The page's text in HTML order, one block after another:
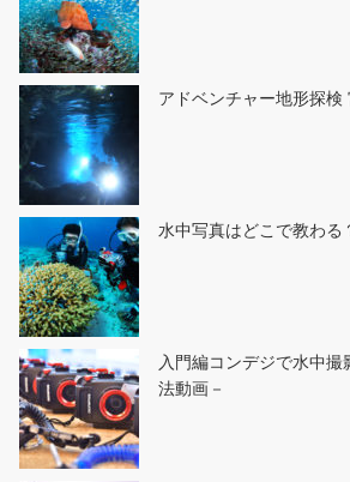
アドベンチャー地形探検
水中写真はどこで教わる
入門編コンデジで水中
法動画－